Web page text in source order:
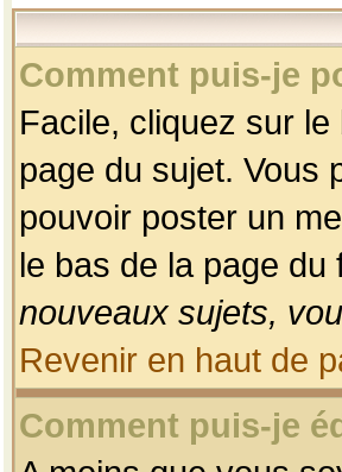
Comment puis-je
Facile, cliquez sur
page du sujet. Vous
pouvoir poster un
le bas de la page
nouveaux sujets,
Revenir en haut de
Comment puis-je